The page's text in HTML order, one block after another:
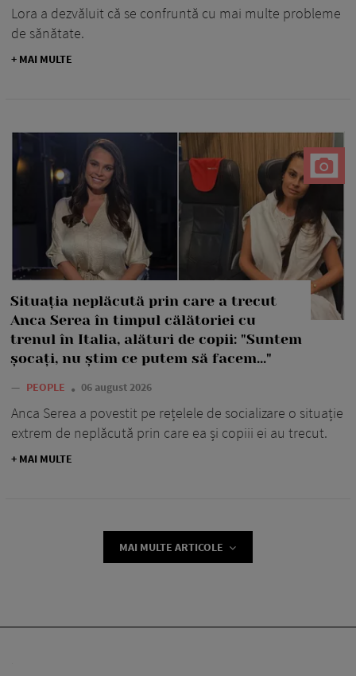
Lora a dezvăluit că se confruntă cu mai multe probleme
de sănătate.
+ MAI MULTE
Situația neplăcută prin care a trecut
Anca Serea în timpul călătoriei cu
trenul în Italia, alături de copii: "Suntem
șocați, nu știm ce putem să facem..."
— PEOPLE 06 august 2026
Anca Serea a povestit pe rețelele de socializare o situație
extrem de neplăcută prin care ea și copiii ei au trecut.
+ MAI MULTE
MAI MULTE ARTICOLE